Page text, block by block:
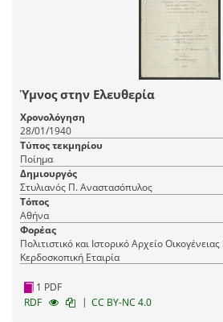
Ύμνος στην Ελευθερία
Χρονολόγηση
28/01/1940
Τύπος τεκμηρίου
Ποίημα
Δημιουργός
Στυλιανός Π. Αναστασόπυλος
Τόπος
Αθήνα
Φορέας
Πολιτιστικό και Ιστορικό Αρχείο
Κερδοσκοπική Εταιρία
1 PDF
RDF
| CC BY-NC 4.0